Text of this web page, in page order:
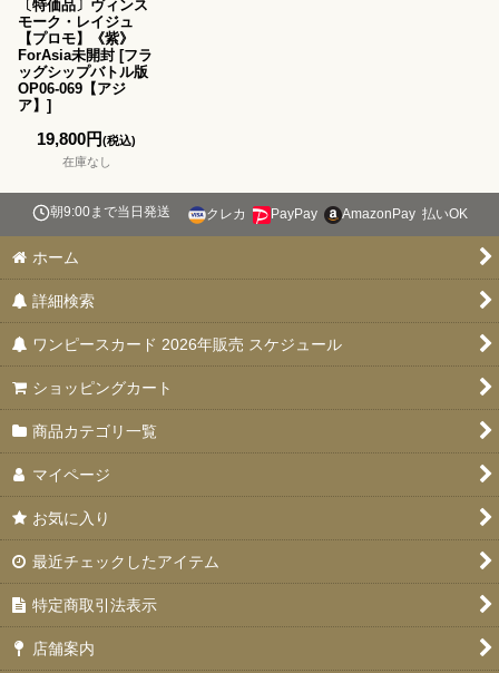
〔特価品〕ヴィンス
モーク・レイジュ
【プロモ】《紫》
ForAsia未開封 [フラ
ッグシップバトル版
OP06-069【アジ
ア】 ]
19,800円(税込)
在庫なし
朝9:00まで当日発送 クレカ PayPay AmazonPay 払いOK
ホーム
詳細検索
ワンピースカード 2026年販売 スケジュール
ショッピングカート
商品カテゴリ一覧
マイページ
お気に入り
最近チェックしたアイテム
特定商取引法表示
店舗案内